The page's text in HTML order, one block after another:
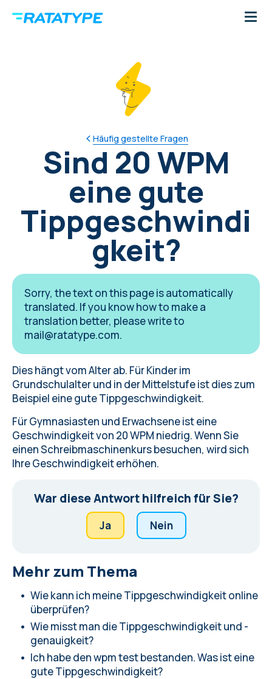
Häufig gestellte Fragen
Sind 20 WPM
eine gute
Tippgeschwindi
gkeit?
Sorry, the text on this page is automatically
translated. If you know how to make a
translation better, please write to
mail@ratatype.com.
Dies hängt vom Alter ab. Für Kinder im
Grundschulalter und in der Mittelstufe ist dies zum
Beispiel eine gute Tippgeschwindigkeit.
Für Gymnasiasten und Erwachsene ist eine
Geschwindigkeit von 20 WPM niedrig. Wenn Sie
einen Schreibmaschinenkurs besuchen, wird sich
Ihre Geschwindigkeit erhöhen.
War diese Antwort hilfreich für Sie?
Ja Nein
Mehr zum Thema
Wie kann ich meine Tippgeschwindigkeit online
überprüfen?
Wie misst man die Tippgeschwindigkeit und -
genauigkeit?
Ich habe den wpm test bestanden. Was ist eine
gute Tippgeschwindigkeit?